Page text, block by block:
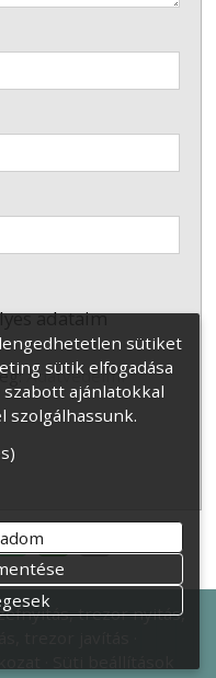
adataim
Adatvédelmi
trezor nyitás,
trezor javítás
sütiket
sütik elfogadása
ajánlatokkal
szolgálhassunk.